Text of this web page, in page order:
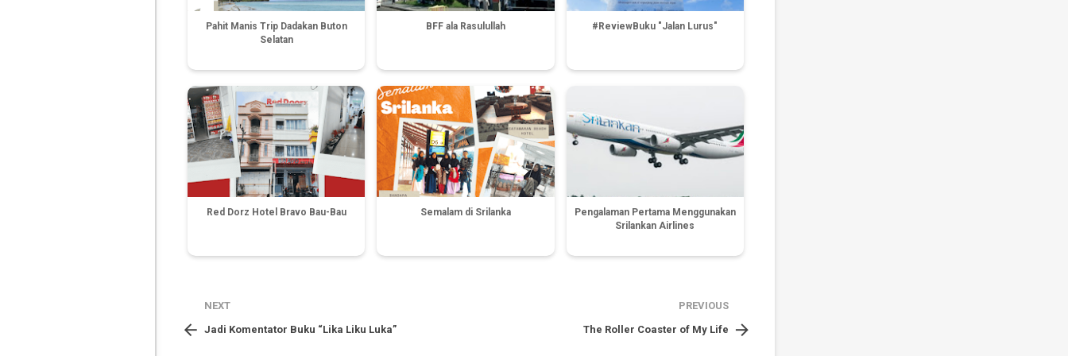
Pahit Manis Trip Dadakan Buton
Selatan
BFF ala Rasulullah #ReviewBuku "Jalan Lurus"
Red Dorz Hotel Bravo Bau-Bau Semalam di Srilanka
Pengalaman Pertama Menggunakan
Srilankan Airlines

NEXT
Jadi Komentator Buku “Lika Liku Luka”

PREVIOUS
The Roller Coaster of My Life